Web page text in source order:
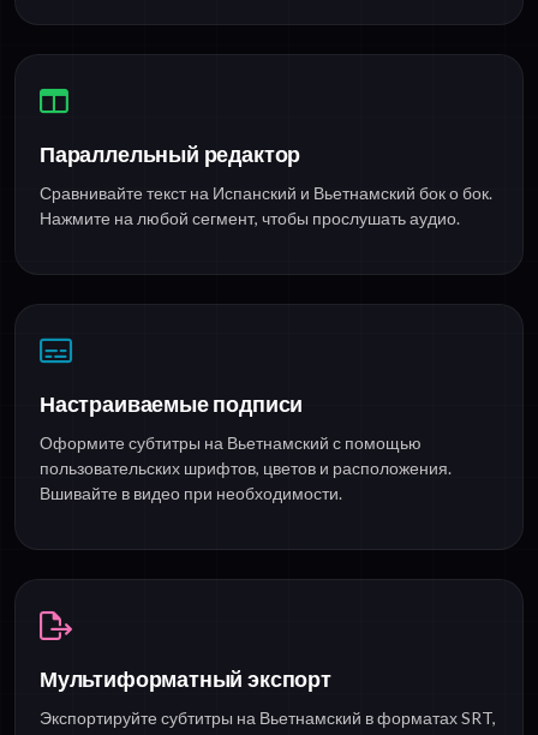
Параллельный редактор
Сравнивайте текст на Испанский и Вьетнамский бок о бок.
Нажмите на любой сегмент, чтобы прослушать аудио.
Настраиваемые подписи
Оформите субтитры на Вьетнамский с помощью
пользовательских шрифтов, цветов и расположения.
Вшивайте в видео при необходимости.
Мультиформатный экспорт
Экспортируйте субтитры на Вьетнамский в форматах SRT,